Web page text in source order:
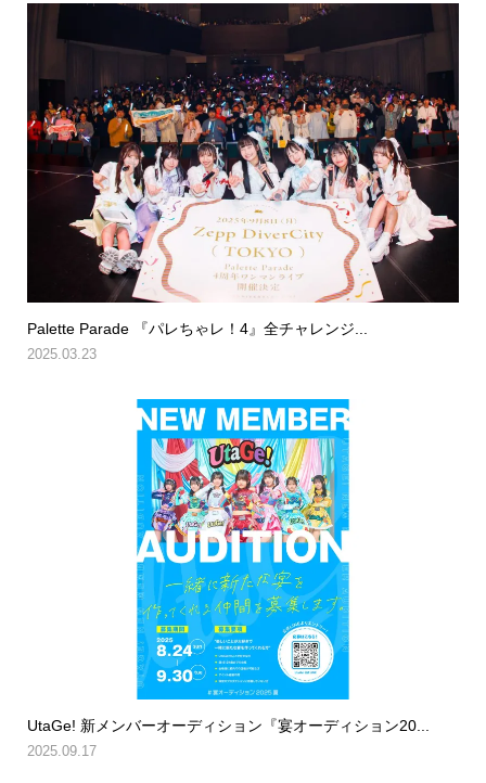
Palette Parade 『パレちゃレ！4』全チャレンジ...
2025.03.23
UtaGe! 新メンバーオーディション『宴オーディション20...
2025.09.17